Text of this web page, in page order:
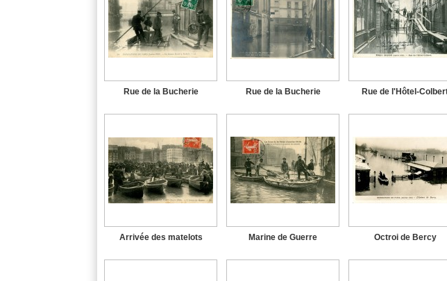
Rue de la Bucherie Rue de la Bucherie Rue de l'Hôtel-
Arrivée des matelots Marine de Guerre Octroi de Bercy